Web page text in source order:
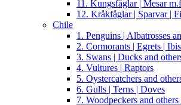
11. Kungsfåglar | Mesar
12. Kråkfåglar | Sparvar |
Chile
1. Penguins | Albatrosses
2. Cormorants | Egrets |
3. Swans | Ducks and
4. Vultures | Raptors
5. Oystercatchers and
6. Gulls | Terns | Doves
7. Woodpeckers and